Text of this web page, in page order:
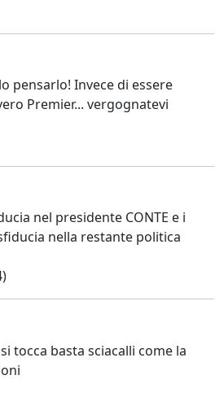
pensarlo! Invece di essere
Premier... vergognatevi
nel presidente CONTE e i
nella restante politica
tocca basta sciacalli come la